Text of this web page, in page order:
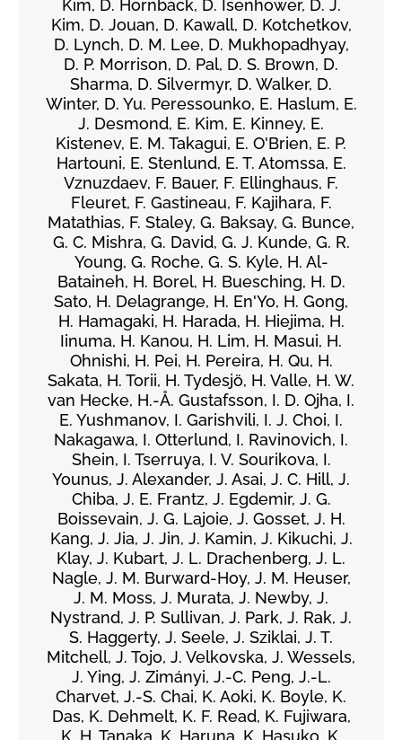
Kim, D. Hornback, D. Isenhower, D. J.
Kim, D. Jouan, D. Kawall, D. Kotchetkov,
D. Lynch, D. M. Lee, D. Mukhopadhyay,
D. P. Morrison, D. Pal, D. S. Brown, D.
Sharma, D. Silvermyr, D. Walker, D.
Winter, D. Yu. Peressounko, E. Haslum, E.
J. Desmond, E. Kim, E. Kinney, E.
Kistenev, E. M. Takagui, E. O'Brien, E. P.
Hartouni, E. Stenlund, E. T. Atomssa, E.
Vznuzdaev, F. Bauer, F. Ellinghaus, F.
Fleuret, F. Gastineau, F. Kajihara, F.
Matathias, F. Staley, G. Baksay, G. Bunce,
G. C. Mishra, G. David, G. J. Kunde, G. R.
Young, G. Roche, G. S. Kyle, H. Al-
Bataineh, H. Borel, H. Buesching, H. D.
Sato, H. Delagrange, H. En'Yo, H. Gong,
H. Hamagaki, H. Harada, H. Hiejima, H.
Iinuma, H. Kanou, H. Lim, H. Masui, H.
Ohnishi, H. Pei, H. Pereira, H. Qu, H.
Sakata, H. Torii, H. Tydesjö, H. Valle, H. W.
van Hecke, H.-Å. Gustafsson, I. D. Ojha, I.
E. Yushmanov, I. Garishvili, I. J. Choi, I.
Nakagawa, I. Otterlund, I. Ravinovich, I.
Shein, I. Tserruya, I. V. Sourikova, I.
Younus, J. Alexander, J. Asai, J. C. Hill, J.
Chiba, J. E. Frantz, J. Egdemir, J. G.
Boissevain, J. G. Lajoie, J. Gosset, J. H.
Kang, J. Jia, J. Jin, J. Kamin, J. Kikuchi, J.
Klay, J. Kubart, J. L. Drachenberg, J. L.
Nagle, J. M. Burward-Hoy, J. M. Heuser,
J. M. Moss, J. Murata, J. Newby, J.
Nystrand, J. P. Sullivan, J. Park, J. Rak, J.
S. Haggerty, J. Seele, J. Sziklai, J. T.
Mitchell, J. Tojo, J. Velkovska, J. Wessels,
J. Ying, J. Zimányi, J.-C. Peng, J.-L.
Charvet, J.-S. Chai, K. Aoki, K. Boyle, K.
Das, K. Dehmelt, K. F. Read, K. Fujiwara,
K. H. Tanaka, K. Haruna, K. Hasuko, K.